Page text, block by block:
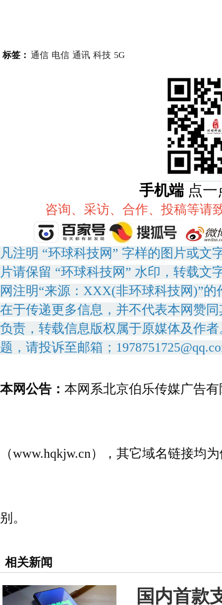
标签： 通信 电信 通讯 科技 5G
手机端 点
咨询、采访、合作、投稿等请
凡注明 “环球科技网” 字样的图片或文
片请保留 “环球科技网” 水印，转载文
网注明“来源：XXX(非环球科技网)”
在于传递更多信息，并不代表本网赞
负责，转载信息版权属于原媒体及作
题，请投诉至邮箱；
本网公告： 本网系北京伯乐传媒广告
（www.hqkjw.cn），其它域名链接均
别。
相关新闻
国内首款